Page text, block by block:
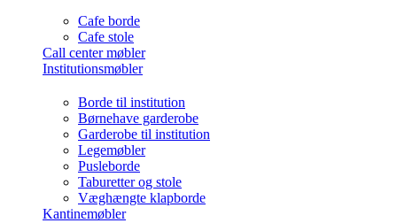
Cafe borde
Cafe stole
Call center møbler
Institutionsmøbler
Borde til institution
Børnehave garderobe
Garderobe til institution
Legemøbler
Pusleborde
Taburetter og stole
Væghængte klapborde
Kantinemøbler